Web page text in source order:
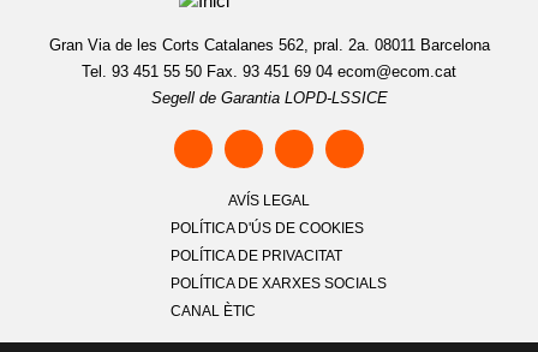
Gran Via de les Corts Catalanes 562, pral. 2a. 08011 Barcelona
Tel. 93 451 55 50 Fax. 93 451 69 04 ecom@ecom.cat
Segell de Garantia LOPD-LSSICE
AVÍS LEGAL
POLÍTICA D'ÚS DE COOKIES
POLÍTICA DE PRIVACITAT
POLÍTICA DE XARXES SOCIALS
CANAL ÈTIC